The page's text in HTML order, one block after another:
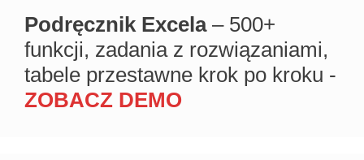
Podręcznik Excela– 500+
funkcji, zadania z rozwiązaniami,
tabele przestawne krok po kroku -
ZOBACZ DEMO